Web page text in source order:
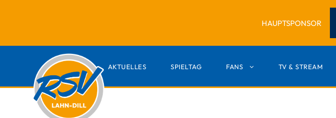
HAUPTSPONSOR
AKTUELLES SPIELTAG FANS TV & STREAM